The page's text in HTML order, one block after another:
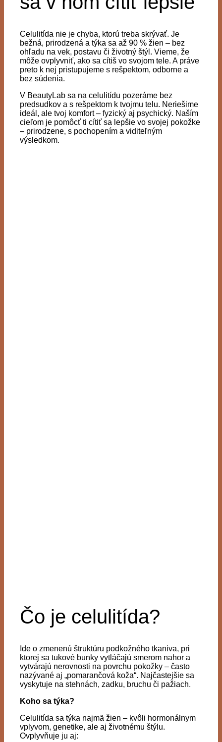
Celulitída nie je chyba, ktorú treba skrývať. Je
bežná, prirodzená a týka sa až 90 % žien – bez
ohľadu na vek, postavu či životný štýl. Vieme, že
môže ovplyvniť, ako sa cítiš vo svojom tele. A práve
preto k nej pristupujeme s rešpektom, odborne a
bez súdenia.
V BeautyLab sa na celulitídu pozeráme bez
predsudkov a s rešpektom k tvojmu telu. Neriešime
ideál, ale tvoj komfort – fyzický aj psychický. Naším
cieľom je pomôcť ti cítiť sa lepšie vo svojej pokožke
– prirodzene, s pochopením a viditeľným
výsledkom.
Čo je celulitída?
Ide o zmenenú štruktúru podkožného tkaniva, pri
ktorej sa tukové bunky vytláčajú smerom nahor a
vytvárajú nerovnosti na povrchu pokožky – často
nazývané aj „pomarančová koža“. Najčastejšie sa
vyskytuje na stehnách, zadku, bruchu či pažiach.
Koho sa týka?
Celulitída sa týka najmä žien – kvôli hormonálnym
vplyvom, genetike, ale aj životnému štýlu.
Ovplyvňuje ju aj: